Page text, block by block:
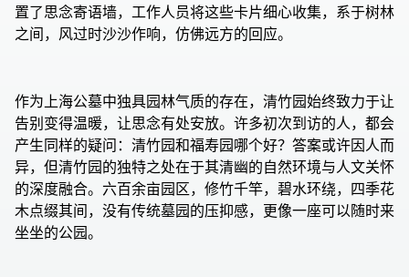
置了思念寄语墙，工作人员将这些卡片细心收集，系于树林
之间，风过时沙沙作响，仿佛远方的回应。
作为上海公墓中独具园林气质的存在，清竹园始终致力于让
告别变得温暖，让思念有处安放。许多初次到访的人，都会
产生同样的疑问：清竹园和福寿园哪个好？答案或许因人而
异，但清竹园的独特之处在于其清幽的自然环境与人文关怀
的深度融合。六百余亩园区，修竹千竿，碧水环绕，四季花
木点缀其间，没有传统墓园的压抑感，更像一座可以随时来
坐坐的公园。